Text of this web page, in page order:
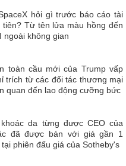
hỏi gì trước báo cáo tài
tiên? Từ tên lửa màu hồng đến
ngoài không gian
toàn cầu mới của Trump vấp
trích từ các đối tác thương mại
quan đến lao động cưỡng bức
da từng được CEO của
đã được bán với giá gần 1
phiên đấu giá của Sotheby's